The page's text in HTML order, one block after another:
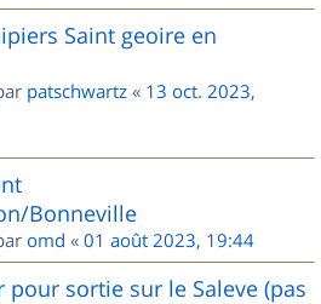
Saint geoire en
patschwartz « 13 oct. 2023,
Bonneville
omd « 01 août 2023, 19:44
pour sortie sur le Saleve (pas